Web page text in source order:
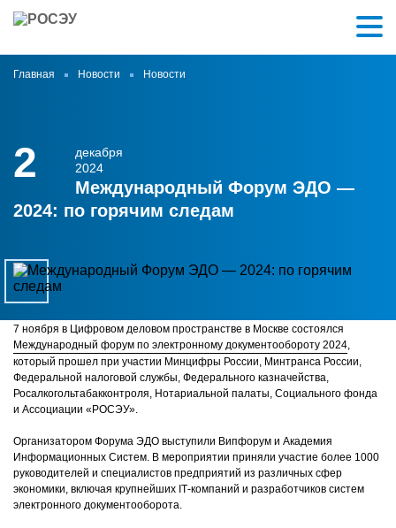
Главная Новости Новости
2
декабря
2024
Международный Форум ЭДО —
2024: по горячим следам
7 ноября в Цифровом деловом пространстве в Москве состоялся
Международный форум по электронному документообороту 2024,
который прошел при участии Минцифры России, Минтранса России,
Федеральной налоговой службы, Федерального казначейства,
Росалкогольтабакконтроля, Нотариальной палаты, Социального фонда
и Ассоциации «РОСЭУ».
Организатором Форума ЭДО выступили Випфорум и Академия
Информационных Систем. В мероприятии приняли участие более 1000
руководителей и специалистов предприятий из различных сфер
экономики, включая крупнейших ІТ-компаний и разработчиков систем
электронного документооборота.